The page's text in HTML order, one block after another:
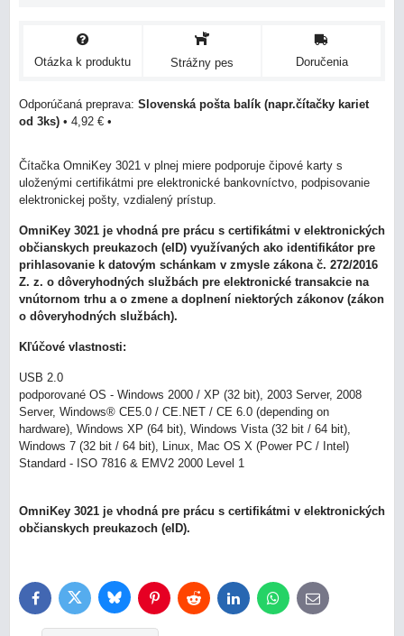
Otázka k produktu Strážny pes Doručenia
Slovenská pošta balík (napr.čítačky kariet
od 3ks) • 4,92 € •
Čítačka OmniKey 3021 v plnej miere podporuje čipové karty s
uloženými certifikátmi pre elektronické bankovníctvo, podpisovanie
elektronickej pošty, vzdialený prístup.
OmniKey 3021 je vhodná pre prácu s certifikátmi v elektronických
občianskych preukazoch (eID) využívaných ako identifikátor pre
prihlasovanie k datovým schánkam v zmysle zákona č. 272/2016
Z. z. o dôveryhodných službách pre elektronické transakcie na
vnútornom trhu a o zmene a doplnení niektorých zákonov (zákon
o dôveryhodných službách).
Kľúčové vlastnosti:
USB 2.0
podporované OS - Windows 2000 / XP (32 bit), 2003 Server, 2008
Server, Windows® CE5.0 / CE.NET / CE 6.0 (depending on
hardware), Windows XP (64 bit), Windows Vista (32 bit / 64 bit),
Windows 7 (32 bit / 64 bit), Linux, Mac OS X (Power PC / Intel)
Standard - ISO 7816 & EMV2 2000 Level 1
OmniKey 3021 je vhodná pre prácu s certifikátmi v elektronických
občianskych preukazoch (eID).
FacebookTwitter BlueskyPinterestReddit LinkedInWhatsApp
E-
mail